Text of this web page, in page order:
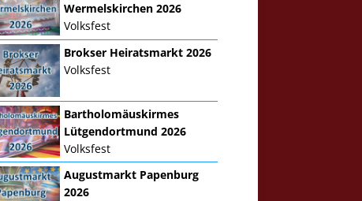
Wermelskirchen 2026
Volksfest
Brokser Heiratsmarkt 2026
Volksfest
Bartholomäuskirmes
Lütgendortmund 2026
Volksfest
Augustmarkt Papenburg
2026